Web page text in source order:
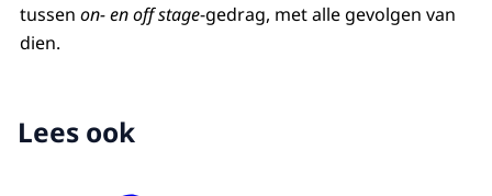
tussen on- en off stage-gedrag, met alle gevolgen van
dien.
Lees ook